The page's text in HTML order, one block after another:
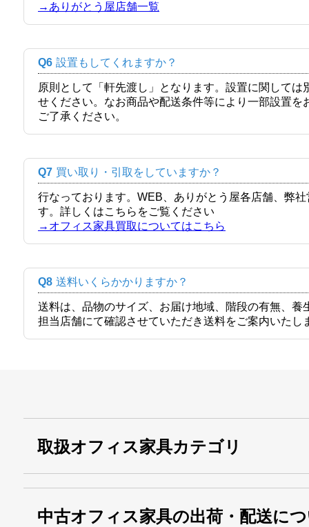
→ありがとう屋店舗一覧
Q6 設置もしてくれますか？
原則として「軒先渡し」となります。設置に関して
せください。なお商品や配送条件等により一部設置
ご了承ください。
Q7 買い取り・引取をしていますか？
行なっております。WEB、ありがとう屋各店舗、弊
す。詳しくはこちらをご覧ください
→オフィス家具買取についてはこちら
Q8 送料いくらかかりますか？
送料は、品物のサイズ、お届け地域、階段の有無、
担当店舗にて確認させていただき送料をご案内いたし
取扱オフィス家具カテゴリ
中古オフィス家具の出荷・配送に